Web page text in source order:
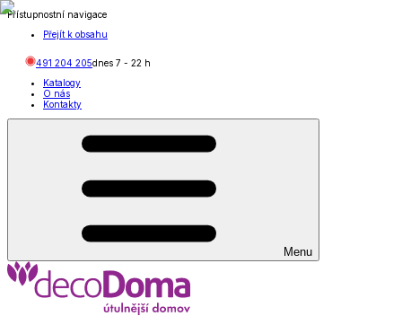
Přístupnostní navigace
Přejít k obsahu
491 204 205dnes 7 - 22 h
Katalogy
O nás
Kontakty
Menu